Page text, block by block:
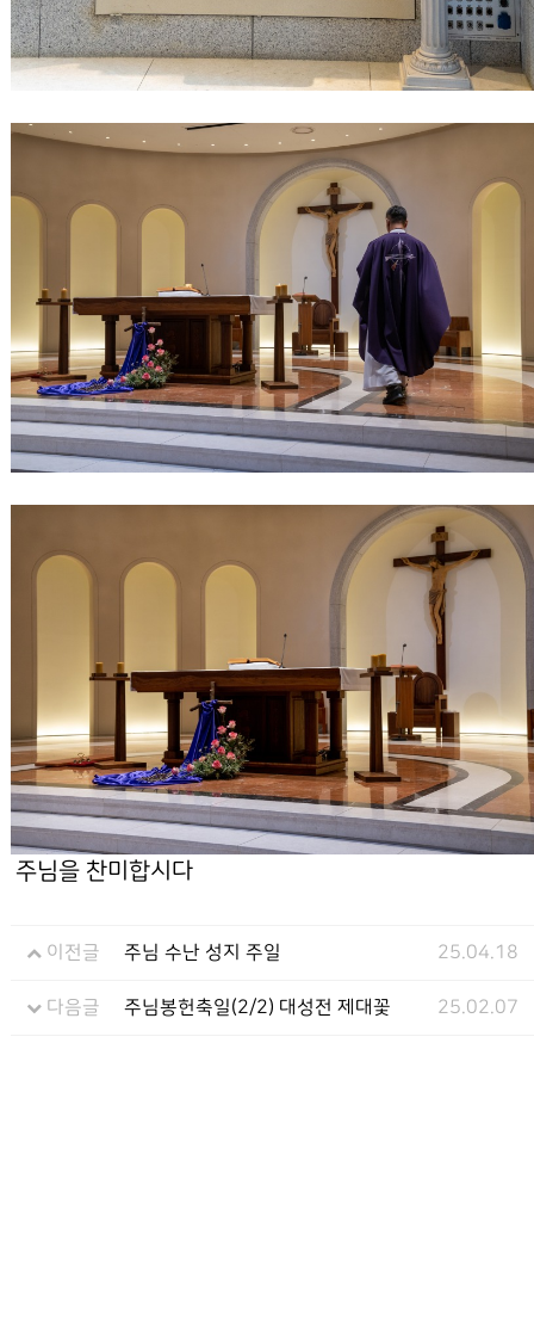
주님을 찬미합시다
이전글 주님 수난 성지 주일 25.04.18
다음글 주님봉헌축일(2/2) 대성전 제대꽃 25.02.07